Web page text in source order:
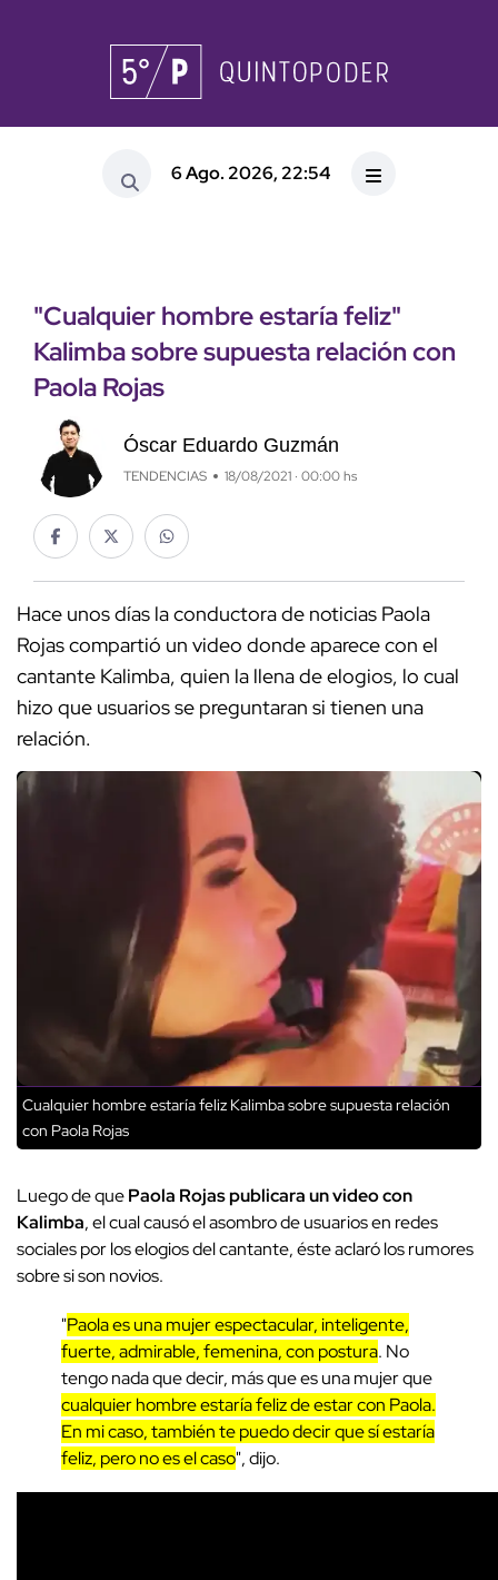
6 Ago. 2026, 22:54
"Cualquier hombre estaría feliz"
Kalimba sobre supuesta relación con
Paola Rojas
Óscar Eduardo Guzmán
TENDENCIAS 18/08/2021 · 00:00 hs
Hace unos días la conductora de noticias Paola
Rojas compartió un video donde aparece con el
cantante Kalimba, quien la llena de elogios, lo cual
hizo que usuarios se preguntaran si tienen una
relación.
Cualquier hombre estaría feliz Kalimba sobre supuesta relación
con Paola Rojas
Luego de quePaola Rojas publicara un video con
Kalimba, el cual causó el asombro de usuarios en redes
sociales por los elogios del cantante, éste aclaró los rumores
sobre si son novios.
"Paola es una mujer espectacular, inteligente,
fuerte, admirable, femenina, con postura. No
tengo nada que decir, más que es una mujer que
cualquier hombre estaría feliz de estar con Paola.
En mi caso, también te puedo decir que sí estaría
feliz, pero no es el caso", dijo.